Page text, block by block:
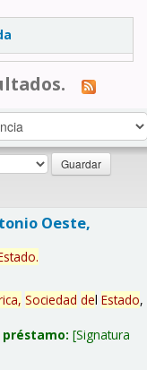
Oeste,
.
Sociedad del Estado,
Signatura